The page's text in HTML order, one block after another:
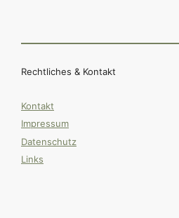
Rechtliches & Kontakt
Kontakt
Impressum
Datenschutz
Links